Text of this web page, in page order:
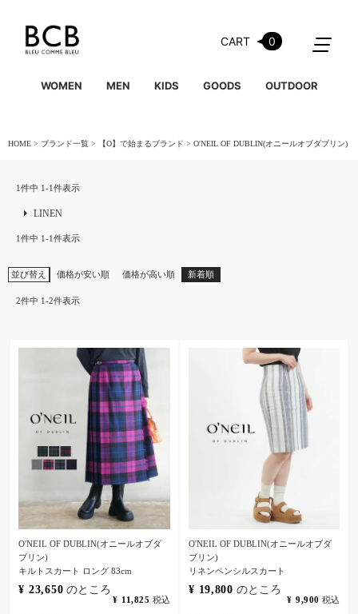
CART 0
WOMEN MEN KIDS GOODS OUTDOOR
HOME ブランド一覧 【O】で始まるブランド O'NEIL OF DUBLIN(オニールオブダブリン)
1件中 1-1件表示
LINEN
1件中 1-1件表示
並び替え 価格が安い順 価格が高い順 新着順
2件中 1-2件表示
O'NEIL OF DUBLIN(オニールオブダ
ブリン)
キルトスカート ロング 83cm
¥ 23,650 のところ
¥ 11,825 税込
O'NEIL OF DUBLIN(オニールオブダ
ブリン)
リネンペンシルスカート
¥ 19,800 のところ
¥ 9,900 税込